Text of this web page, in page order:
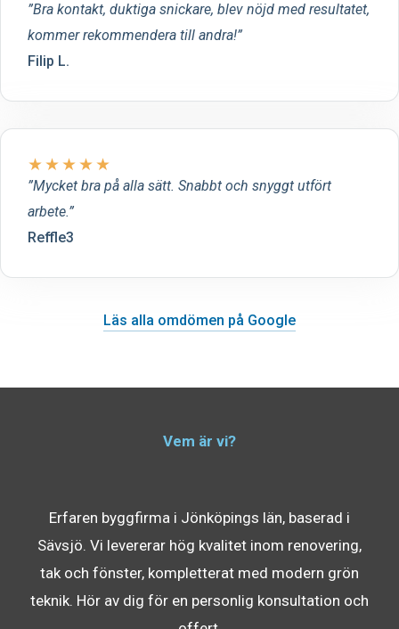
Bra kontakt, duktiga snickare, blev nöjd med resultatet,
kommer rekommendera till andra!
Filip L.
★★★★★
Mycket bra på alla sätt. Snabbt och snyggt utfört
arbete.
Reffle3
Läs alla omdömen på Google
Vem är vi?
Erfaren byggfirma i Jönköpings län, baserad i
Sävsjö. Vi levererar hög kvalitet inom renovering,
tak och fönster, kompletterat med modern grön
teknik. Hör av dig för en personlig konsultation och